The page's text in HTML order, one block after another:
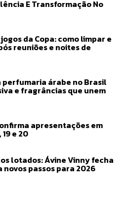
E Transformação No
da Copa: como limpar e
reuniões e noites de
árabe no Brasil
e fragrâncias que unem
apresentações em
e 20
lotados: Ávine Vinny fecha
passos para 2026